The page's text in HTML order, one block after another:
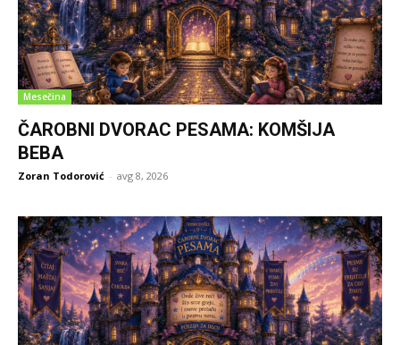
Mesečina
ČAROBNI DVORAC PESAMA: KOMŠIJA
BEBA
Zoran Todorović - avg 8, 2026